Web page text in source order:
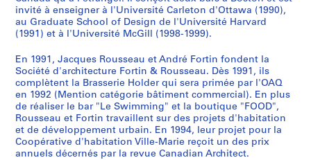
1
9
8
AP066.S2.D12
AP066.S2.D34
q
u
a
r
e
f
o
n
t
a
r
e
e
r
e
l
i
e
f
"
t
c
o
t
e
m
p
o
r
a
u
r
u
é
d
i
f
i
c
e
h
a
u
s
e
g
r
o
s
-
f
o
r
h
e
C
a
l
g
a
a
l
"
n
a
p
o
r
t
a
a
l
d
l
a
P
l
a
c
e
a
r
t
e
v
i
v
r
e
e
o
n
a
d
e
R
i
m
o
u
s
d
u
5
0
i
è
m
e
a
d
e
l
a
m
é
n
a
g
e
o
r
t
'
H
y
d
r
o
-
b
i
t
b
l
e
s
d
u
C
e
,
1
8
7
-
1
9
9
0
invité à enseigner à l'Université Carleton d'Ottawa (1990),
au Graduate School of Design de l'Université Harvard
(1991) et à l'Université McGill (1998-1999).
En 1991, Jacques Rousseau et André Fortin fondent la
Société d'architecture Fortin & Rousseau. Dès 1991, ils
complètent la Brasserie Holder qui sera primée par l'OAQ
en 1992 (Mention catégorie bâtiment commercial). En plus
de réaliser le bar "Le Swimming" et la boutique "FOOD",
Rousseau et Fortin travaillent sur des projets d'habitation
et de développement urbain. En 1994, leur projet pour la
Coopérative d'habitation Ville-Marie reçoit un des prix
annuels décernés par la revue Canadian Architect.